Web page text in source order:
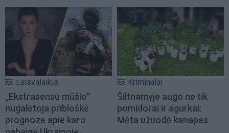
Laisvalaikis
„Ekstrasensų mūšio“
nugalėtoja pribloškė
prognoze apie karo
Kriminalai
Šiltnamyje augo ne tik
pomidorai ir agurkai:
Mėta užuodė kanapes